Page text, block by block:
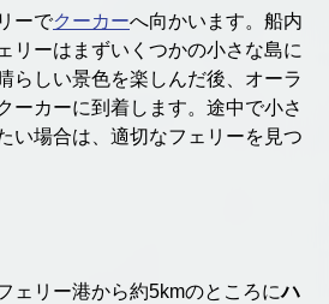
ーでクーカーへ向かいます。船内
リーはまずいくつかの小さな島に
らしい景色を楽しんだ後、オーラ
ーカーに到着します。途中で小さ
い場合は、適切なフェリーを見つ
ェリー港から約5kmのところにハ